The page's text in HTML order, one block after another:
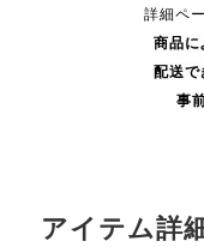
詳細ペ
商品に
配送で
事
アイテム詳